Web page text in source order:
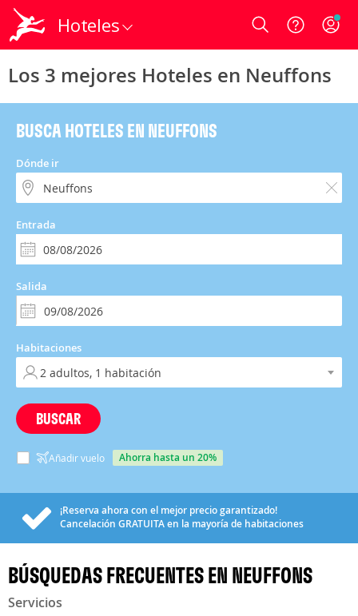
Hoteles Login
Los 3 mejores Hoteles en Neuffons
BUSCA HOTELES EN NEUFFONS
Dónde ir
Entrada
Salida
Habitaciones
BUSCAR
Añadir vuelo ahorra hasta un 20%
¡Reserva ahora con el mejor precio garantizado!
Cancelación GRATUITAen la mayoría de habitaciones
BÚSQUEDAS FRECUENTES EN NEUFFONS
Servicios